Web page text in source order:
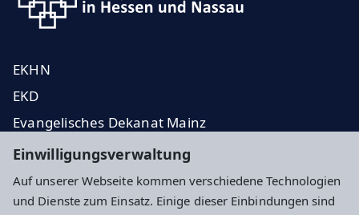
Einwilligungsverwaltung
Auf unserer Webseite kommen verschiedene Technologien
und Dienste zum Einsatz. Einige dieser Einbindungen sind
EKHN
EKD
Evangelisches Dekanat Mainz
Presseanfragen